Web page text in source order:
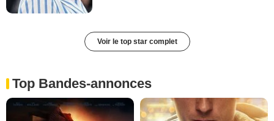
Voir le top star complet
Top Bandes-annonces